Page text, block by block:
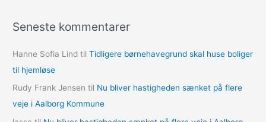
i
e
r
Seneste kommentarer
Hanne Sofia Lind tilTidligere børnehavegrund skal huse boliger
til hjemløse
Rudy Frank Jensen til Nu bliver hastigheden sænket på flere
veje i Aalborg Kommune